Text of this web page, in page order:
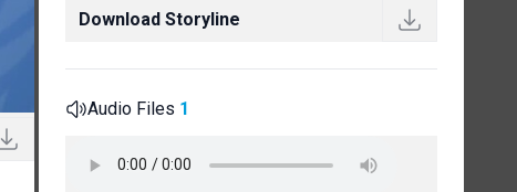
Download Storyline
Audio Files 1